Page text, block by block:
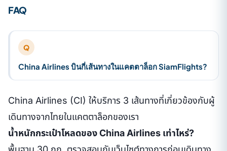
FAQ
Q
China Airlines บินกี่เส้นทางในแคตตาล็อก SiamFlights?
China Airlines (CI) ให้บริการ 3 เส้นทางที่เกี่ยวข้องกับผู้
เดินทางจากไทยในแคตตาล็อกของเรา
น้ำหนักกระเป๋าโหลดของ China Airlines เท่าไหร่?